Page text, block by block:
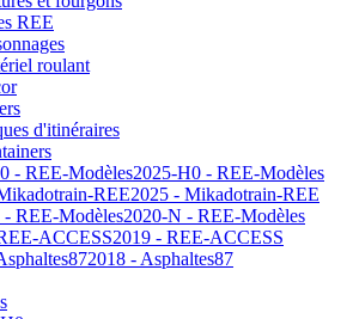
REE
roulant
d'itinéraires
2025-H0 - REE-Modèles
2025 - Mikadotrain-REE
2020-N - REE-Modèles
2019 - REE-ACCESS
2018 - Asphaltes87